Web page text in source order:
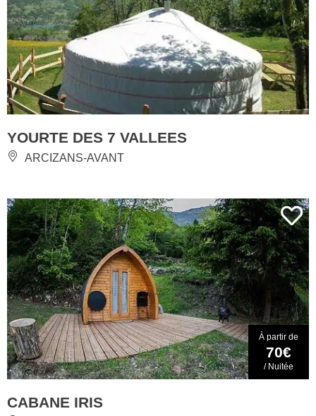
YOURTE DES 7 VALLEES
ARCIZANS-AVANT
À partir de
70€
/ Nuitée
CABANE IRIS